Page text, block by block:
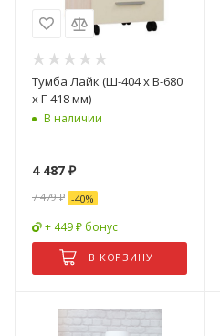
Тумба Лайк (Ш-404 х В-680
х Г-418 мм)
В наличии
4 487 ₽
7 479₽ -40%
+ 449 ₽ бонус
В КОРЗИНУ